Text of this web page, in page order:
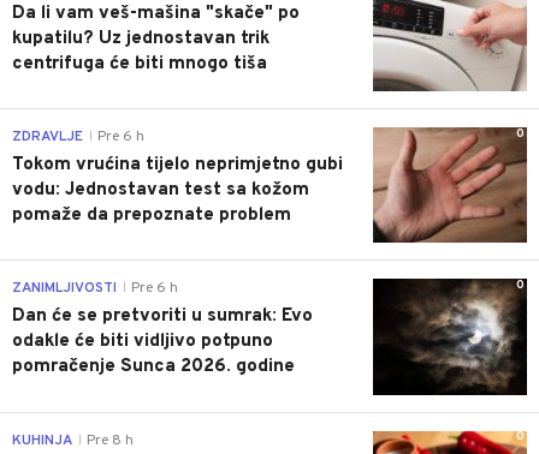
Da li vam veš-mašina "skače" po
kupatilu? Uz jednostavan trik
centrifuga će biti mnogo tiša
0
ZDRAVLJE Pre 6 h
Tokom vrućina tijelo neprimjetno gubi
vodu: Jednostavan test sa kožom
pomaže da prepoznate problem
0
ZANIMLJIVOSTI Pre 6 h
Dan će se pretvoriti u sumrak: Evo
odakle će biti vidljivo potpuno
pomračenje Sunca 2026. godine
0
KUHINJA Pre 8 h